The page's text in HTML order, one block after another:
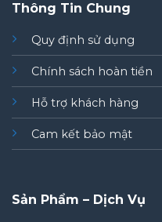
Thông Tin Chung
Quy định sử dụng
Chính sách hoàn tiền
Hỗ trợ khách hàng
Cam kết bảo mật
Sản Phẩm – Dịch Vụ